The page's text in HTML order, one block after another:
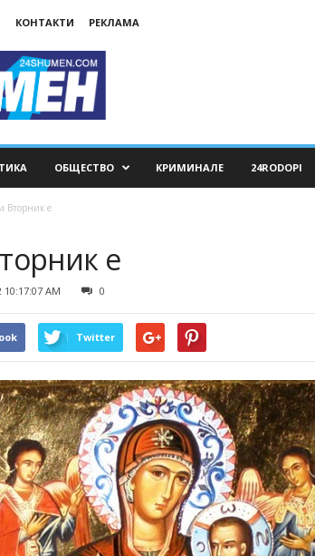
КОНТАКТИ РЕКЛАМА
ОБЩЕСТВО КРИМИНАЛЕ 24RODOPI
Вторник е
е
10:17:07 AM 0
Twitter